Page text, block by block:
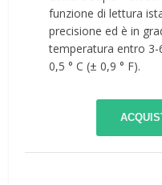
funzione di lettura
precisione ed è in
temperatura entro 3-
0,5 ° C (± 0,9 ° F).